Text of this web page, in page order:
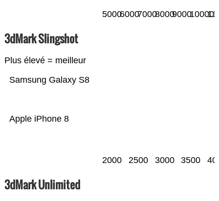
5000600070008000900010000
3dMark Slingshot
Plus élevé = meilleur
Apple iPhone 8
Samsung Galaxy S8
2000 2500 3000 3500
3dMark Unlimited